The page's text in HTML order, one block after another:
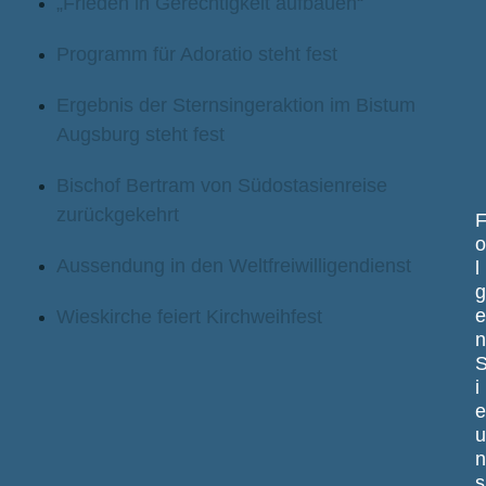
Programm für Adoratio steht fest
Ergebnis der Sternsingeraktion im Bistum
Augsburg steht fest
Bischof Bertram von Südostasienreise
zurückgekehrt
Aussendung in den Weltfreiwilligendienst
Wieskirche feiert Kirchweihfest
o
g
e
n
i
e
u
n